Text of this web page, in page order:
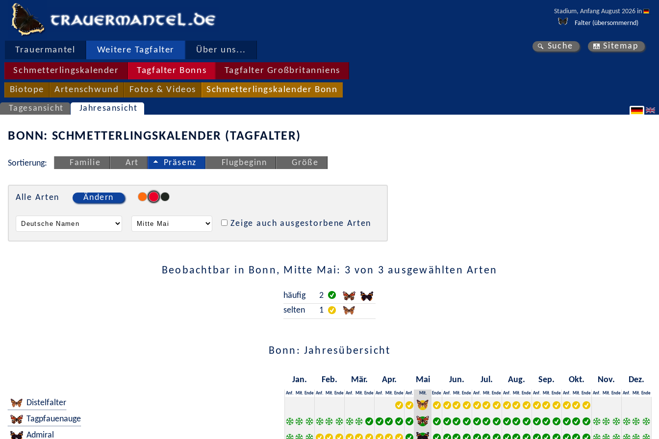
Stadium, Anfang August 2026 in
Falter (übersommernd)
Trauermantel Weitere Tagfalter Über uns...
Schmetterlingskalender Tagfalter Bonns Tagfalter Großbritanniens
Biotope Artenschwund Fotos & Videos Schmetterlingskalender Bonn
Suche Sitemap
Tagesansicht Jahresansicht
BONN: SCHMETTERLINGSKALENDER (TAGFALTER)
Sortierung: Familie Art Präsenz Flugbeginn Größe
Alle Arten Ändern
Zeige auch ausgestorbene Arten
Beobachtbar in Bonn, Mitte Mai: 3 von 3 ausgewählten Arten
häufig
2
selten
1
Bonn: Jahresübersicht
Jan. Feb. Mär. Apr. Mai Jun. Jul. Aug. Sep. Okt. Nov. Dez.
Anf. Mit. Ende Anf. Mit. Ende Anf. Mit. Ende Anf. Mit. Ende Anf. Mit. Ende Anf. Mit. Ende Anf. Mit. Ende Anf. Mit. Ende Anf. Mit. Ende Anf. Mit. Ende Anf. Mit. Ende Anf. Mit. Ende
Distelfalter
Tagpfauenauge
Admiral